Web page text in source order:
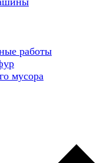
работы
мусора